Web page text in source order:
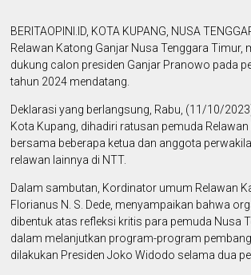
BERITAOPINI.ID, KOTA KUPANG, NUSA
Relawan Katong Ganjar Nusa Tenggara Timur,
dukung calon presiden Ganjar Pranowo pada
tahun 2024 mendatang.
Deklarasi yang berlangsung, Rabu, (11/10/
Kota Kupang, dihadiri ratusan pemuda
bersama beberapa ketua dan anggota
relawan lainnya di NTT.
Dalam sambutan, Kordinator umum Relawan
Florianus N. S. Dede, menyampaikan bahwa
dibentuk atas refleksi kritis para pemuda Nusa
dalam melanjutkan program-program
dilakukan Presiden Joko Widodo selama dua